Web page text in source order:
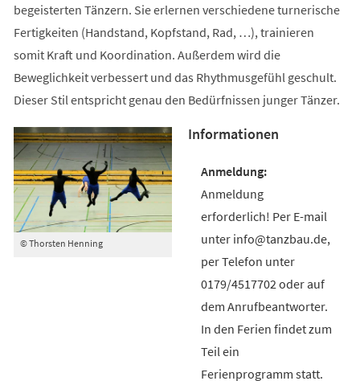
begeisterten Tänzern. Sie erlernen verschiedene turnerische
Fertigkeiten (Handstand, Kopfstand, Rad, …), trainieren
somit Kraft und Koordination. Außerdem wird die
Beweglichkeit verbessert und das Rhythmusgefühl geschult.
Dieser Stil entspricht genau den Bedürfnissen junger Tänzer.
© Thorsten Henning
Informationen
Anmeldung
erforderlich! Per E-mail
unter info@tanzbau.de,
per Telefon unter
0179/4517702 oder auf
dem Anrufbeantworter.
In den Ferien findet zum
Teil ein
Ferienprogramm statt.